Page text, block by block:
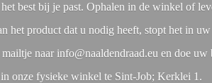
best bij je past. Ophalen in de winkel of
het product dat u nodig heeft, stopt het in
naar info@naaldendraad.eu en doe
onze fysieke winkel te Sint-Job; Kerklei 1.